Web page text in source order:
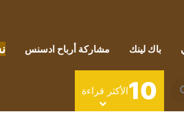
باك لينك مشاركة أرباح ادسنس
بحث
عن
10الأكثر قراءة